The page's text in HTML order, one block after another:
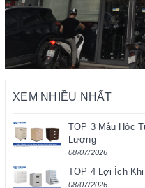
XEM NHIỀU NHẤT
TOP 3 Mẫu Hộc
Lượng
08/07/2026
TOP 4 Lợi Ích
08/07/2026